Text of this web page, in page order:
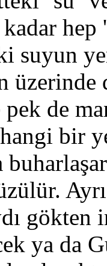
suyun
üzerinde
de
bir
ya da